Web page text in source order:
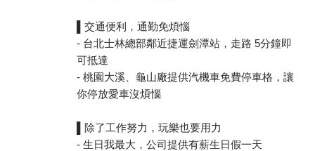
▌交通便利，通勤免煩惱
- 台北士林總部鄰近捷運劍潭站，走路 5分鐘即
可抵達
- 桃園大溪、龜山廠提供汽機車免費停車格，讓
你停放愛車沒煩惱
▌除了工作努力，玩樂也要用力
- 生日我最大，公司提供有薪生日假一天